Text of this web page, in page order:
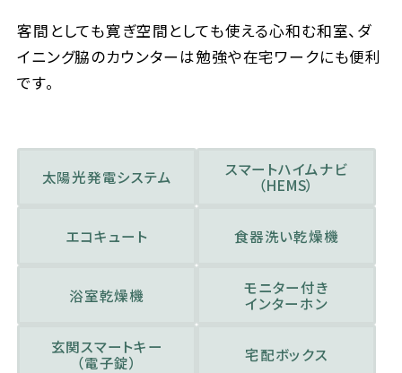
客間としても寛ぎ空間としても使える心和む和室、ダ
イニング脇のカウンターは勉強や在宅ワークにも便利
です。
太陽光発電システム
スマートハイムナビ
（HEMS）
エコキュート 食器洗い乾燥機
浴室乾燥機
モニター付き
インターホン
玄関スマートキー
（電子錠）
宅配ボックス